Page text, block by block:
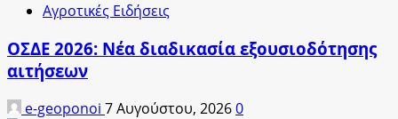
Αγροτικές Ειδήσεις
ΟΣΔΕ 2026: Νέα διαδικασία εξουσιοδότησης
αιτήσεων
e-geoponoi 7 Αυγούστου, 20260